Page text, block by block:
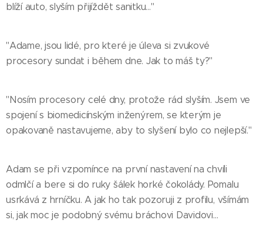
blíží auto, slyším přijíždět sanitku…"
"Adame, jsou lidé, pro které je úleva si zvukové
procesory sundat i během dne. Jak to máš ty?"
"Nosím procesory celé dny, protože rád slyším. Jsem ve
spojení s biomedicínským inženýrem, se kterým je
opakovaně nastavujeme, aby to slyšení bylo co nejlepší."
Adam se při vzpomínce na první nastavení na chvíli
odmlčí a bere si do ruky šálek horké čokolády. Pomalu
usrkává z hrníčku. A jak ho tak pozoruji z profilu, všímám
si, jak moc je podobný svému bráchovi Davidovi…